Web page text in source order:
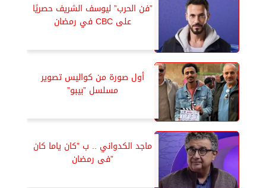
”فن الحرب” ليوسف الشريف حصريًا
على CBC في رمضان
أول صورة من كواليس تصوير
مسلسل ”بيبو”
ماجد الكدواني .. ب ”كان ياما كان
”فى رمضان